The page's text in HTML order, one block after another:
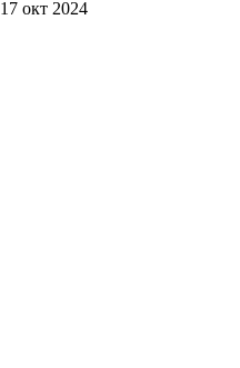
17 окт 2024